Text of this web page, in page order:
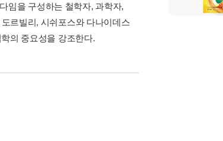
임을 구성하는 철학자, 과학자,
르빌리, 시쉬포스와 다나이데스
의 중요성을 강조한다.